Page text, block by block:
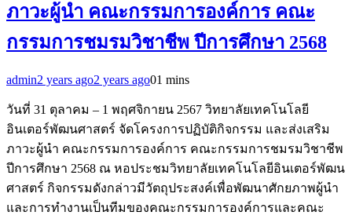
ภาวะผู้นำ คณะกรรมการองค์การ คณะ
กรรมการชมรมวิชาชีพ ปีการศึกษา 2568
admin2 years ago2 years ago01 mins
วันที่ 31 ตุลาคม – 1 พฤศจิกายน 2567 วิทยาลัยเทคโนโลยี
อินเตอร์พัฒนศาสตร์ จัดโครงการปฏิบัติกิจกรรม และส่งเสริม
ภาวะผู้นำ คณะกรรมการองค์การ คณะกรรมการชมรมวิชาชีพ
ปีการศึกษา 2568 ณ หอประชมวิทยาลัยเทคโนโลยีอินเตอร์พัฒน
ศาสตร์ กิจกรรมดังกล่าวมีวัตถุประสงค์เพื่อพัฒนาศักยภาพผู้นำ
และการทำงานเป็นทีมของคณะกรรมการองค์การและคณะ